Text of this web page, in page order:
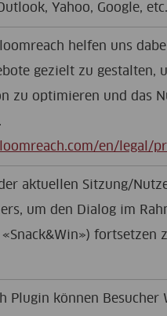
Yahoo, Google,
helfen uns
gezielt zu gestalten,
zu optimieren und das
en/legal/
aktuellen Sitzung/
um den Dialog im
«Snack&Win») fortsetzen
Plugin können Besucher